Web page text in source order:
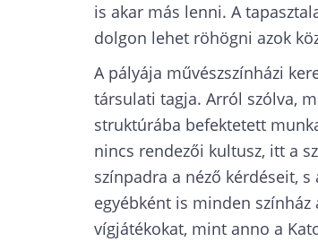
is akar más lenni. A
dolgon lehet röhögni azok
A pályája művészszínházi
társulati tagja. Arról szólva,
struktúrába befektetett
nincs rendezői kultusz, itt a
színpadra a néző kérdéseit,
egyébként is minden
vígjátékokat, mint anno a